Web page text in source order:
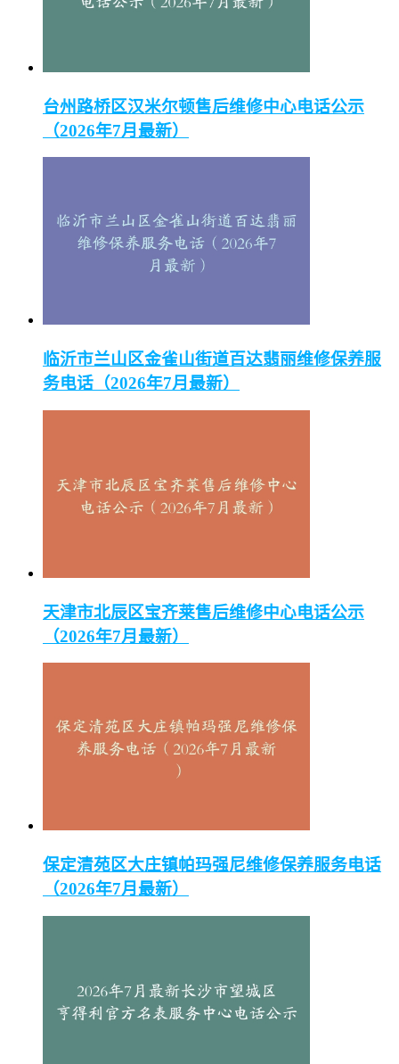
台州路桥区汉米尔顿售后维修中心电话公示
（2026年7月最新）
临沂市兰山区金雀山街道百达翡丽维修保养服
务电话（2026年7月最新）
天津市北辰区宝齐莱售后维修中心电话公示
（2026年7月最新）
保定清苑区大庄镇帕玛强尼维修保养服务电话
（2026年7月最新）